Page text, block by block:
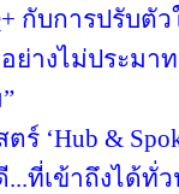
กับการปรับตั
ย่างไม่ประมา
ร์ ‘Hub &
เข้าถึงได้ทั่ว